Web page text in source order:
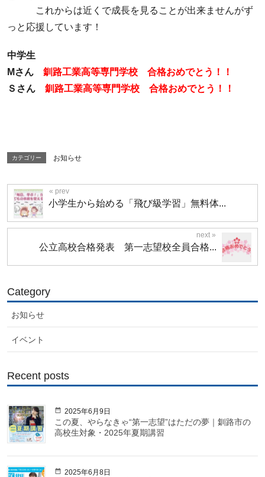
これからは近くで成長を見ることが出来ませんがず
っと応援しています！
中学生
Mさん 釧路工業高等専門学校 合格おめでとう！！
Ｓさん 釧路工業高等専門学校 合格おめでとう！！
カテゴリー お知らせ
小学生から始める「飛び級学習」無料体...
公立高校合格発表 第一志望校全員合格...
Category
お知らせ
イベント
Recent posts
2025年6月9日
この夏、やらなきゃ“第一志望”はただの夢｜釧路市の
高校生対象・2025年夏期講習
2025年6月8日